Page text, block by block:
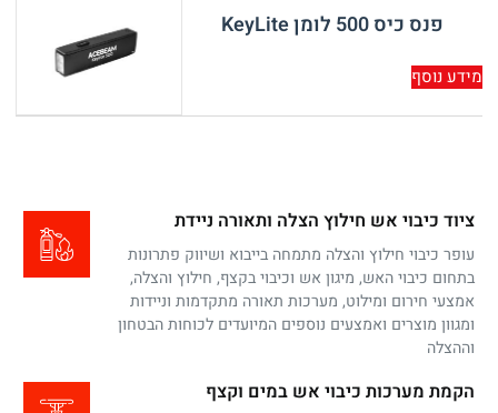
פנס כיס 500 לומן KeyLite
מידע נוסף
ציוד כיבוי אש חילוץ הצלה ותאורה ניידת
עופר כיבוי חילוץ והצלה מתמחה בייבוא ושיווק פתרונות
בתחום כיבוי האש, מיגון אש וכיבוי בקצף, חילוץ והצלה,
אמצעי חירום ומילוט, מערכות תאורה מתקדמות וניידות
ומגוון מוצרים ואמצעים נוספים המיועדים לכוחות הבטחון
וההצלה
הקמת מערכות כיבוי אש במים וקצף